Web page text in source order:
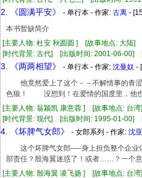
2. 《圆满平安》 - 单行本 - 作家: 古离 -
本书暂缺简介
[主要人物: 杜安 秋圆圆 ] [故事地点: 大陆]
[时代背景: 古代] [出版时间: 2001-06-
3. 《两两相望》 - 单行本 - 作家: 沈曼奴 -
他竟然爱上了这个－－不解情事的
色狼！ 没想到！在爱情的国度里，他
[主要人物: 翁颍凯 康意蓉 ] [故事地点: 台
[时代背景: 现代] [出版时间: 1995-01-
4. 《坏脾气女郎》 - 女郎系列 - 作家: 沈亚
这个坏脾气女郎──身上担负整个企业体
部责任？殷海翼迷惑了！或者……？一个
[主要人物: 殷海翼 凌飞扬 ] [故事地点: 台